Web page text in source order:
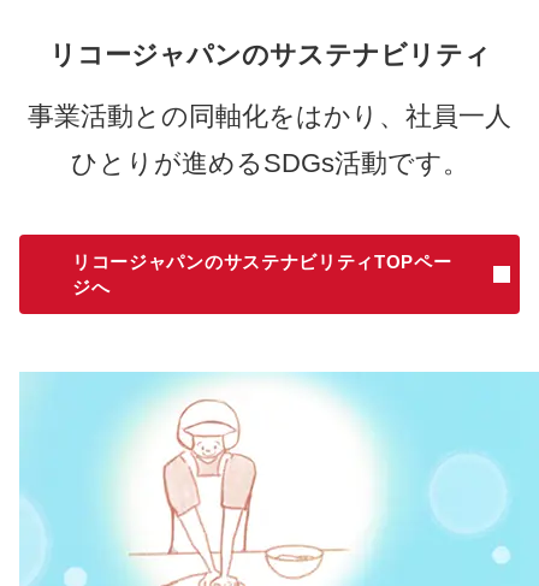
リコージャパンのサステナビリティ
事業活動との同軸化をはかり、社員一人
ひとりが進めるSDGs活動です。
リコージャパンのサステナビリティTOPペー
ジへ